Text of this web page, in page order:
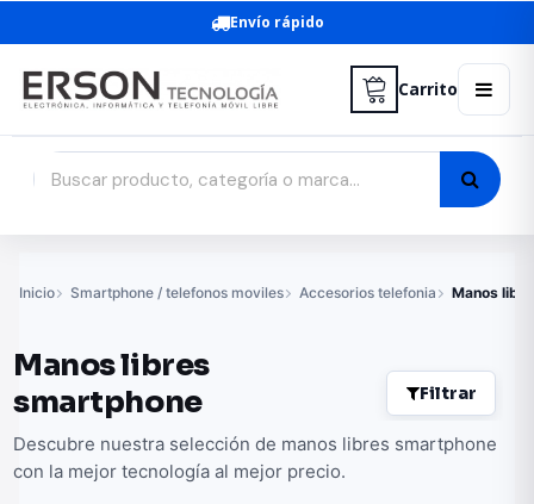
Envío rápido
Carrito
Inicio Smartphone / telefonos moviles Accesorios telefonia Manos
Manos libres
smartphone
Filtrar
Descubre nuestra selección de manos libres smartphone
con la mejor tecnología al mejor precio.